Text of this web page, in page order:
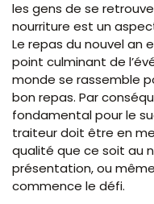
les gens de se
nourriture est un
Le repas du nouvel an
point culminant de
monde se rassemble
bon repas. Par
fondamental pour le
traiteur doit être en
qualité que ce soit au
présentation, ou
commence le défi.